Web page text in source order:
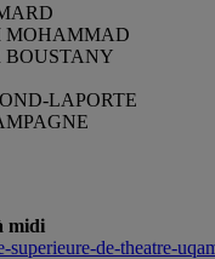
MOHAMMAD
BOUSTANY
LAPORTE
midi
superieure-de-theatre-